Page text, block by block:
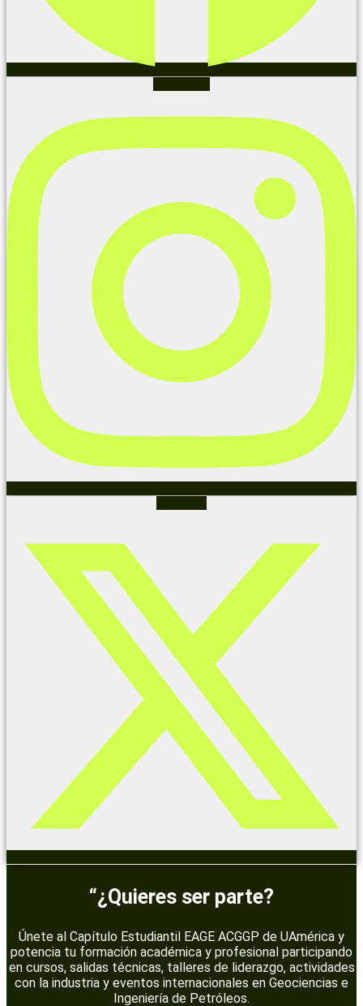
“¿Quieres ser parte?
Únete al Capítulo Estudiantil EAGE ACGGP de UAmérica y
potencia tu formación académica y profesional participando
en cursos, salidas técnicas, talleres de liderazgo, actividades
con la industria y eventos internacionales en Geociencias e
Ingeniería de Petróleos.